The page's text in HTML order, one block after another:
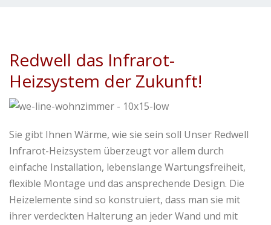
Redwell das Infrarot-
Heizsystem der Zukunft!
Sie gibt Ihnen Wärme, wie sie sein soll Unser Redwell
Infrarot-Heizsystem überzeugt vor allem durch
einfache Installation, lebenslange Wartungsfreiheit,
flexible Montage und das ansprechende Design. Die
Heizelemente sind so konstruiert, dass man sie mit
ihrer verdeckten Halterung an jeder Wand und mit